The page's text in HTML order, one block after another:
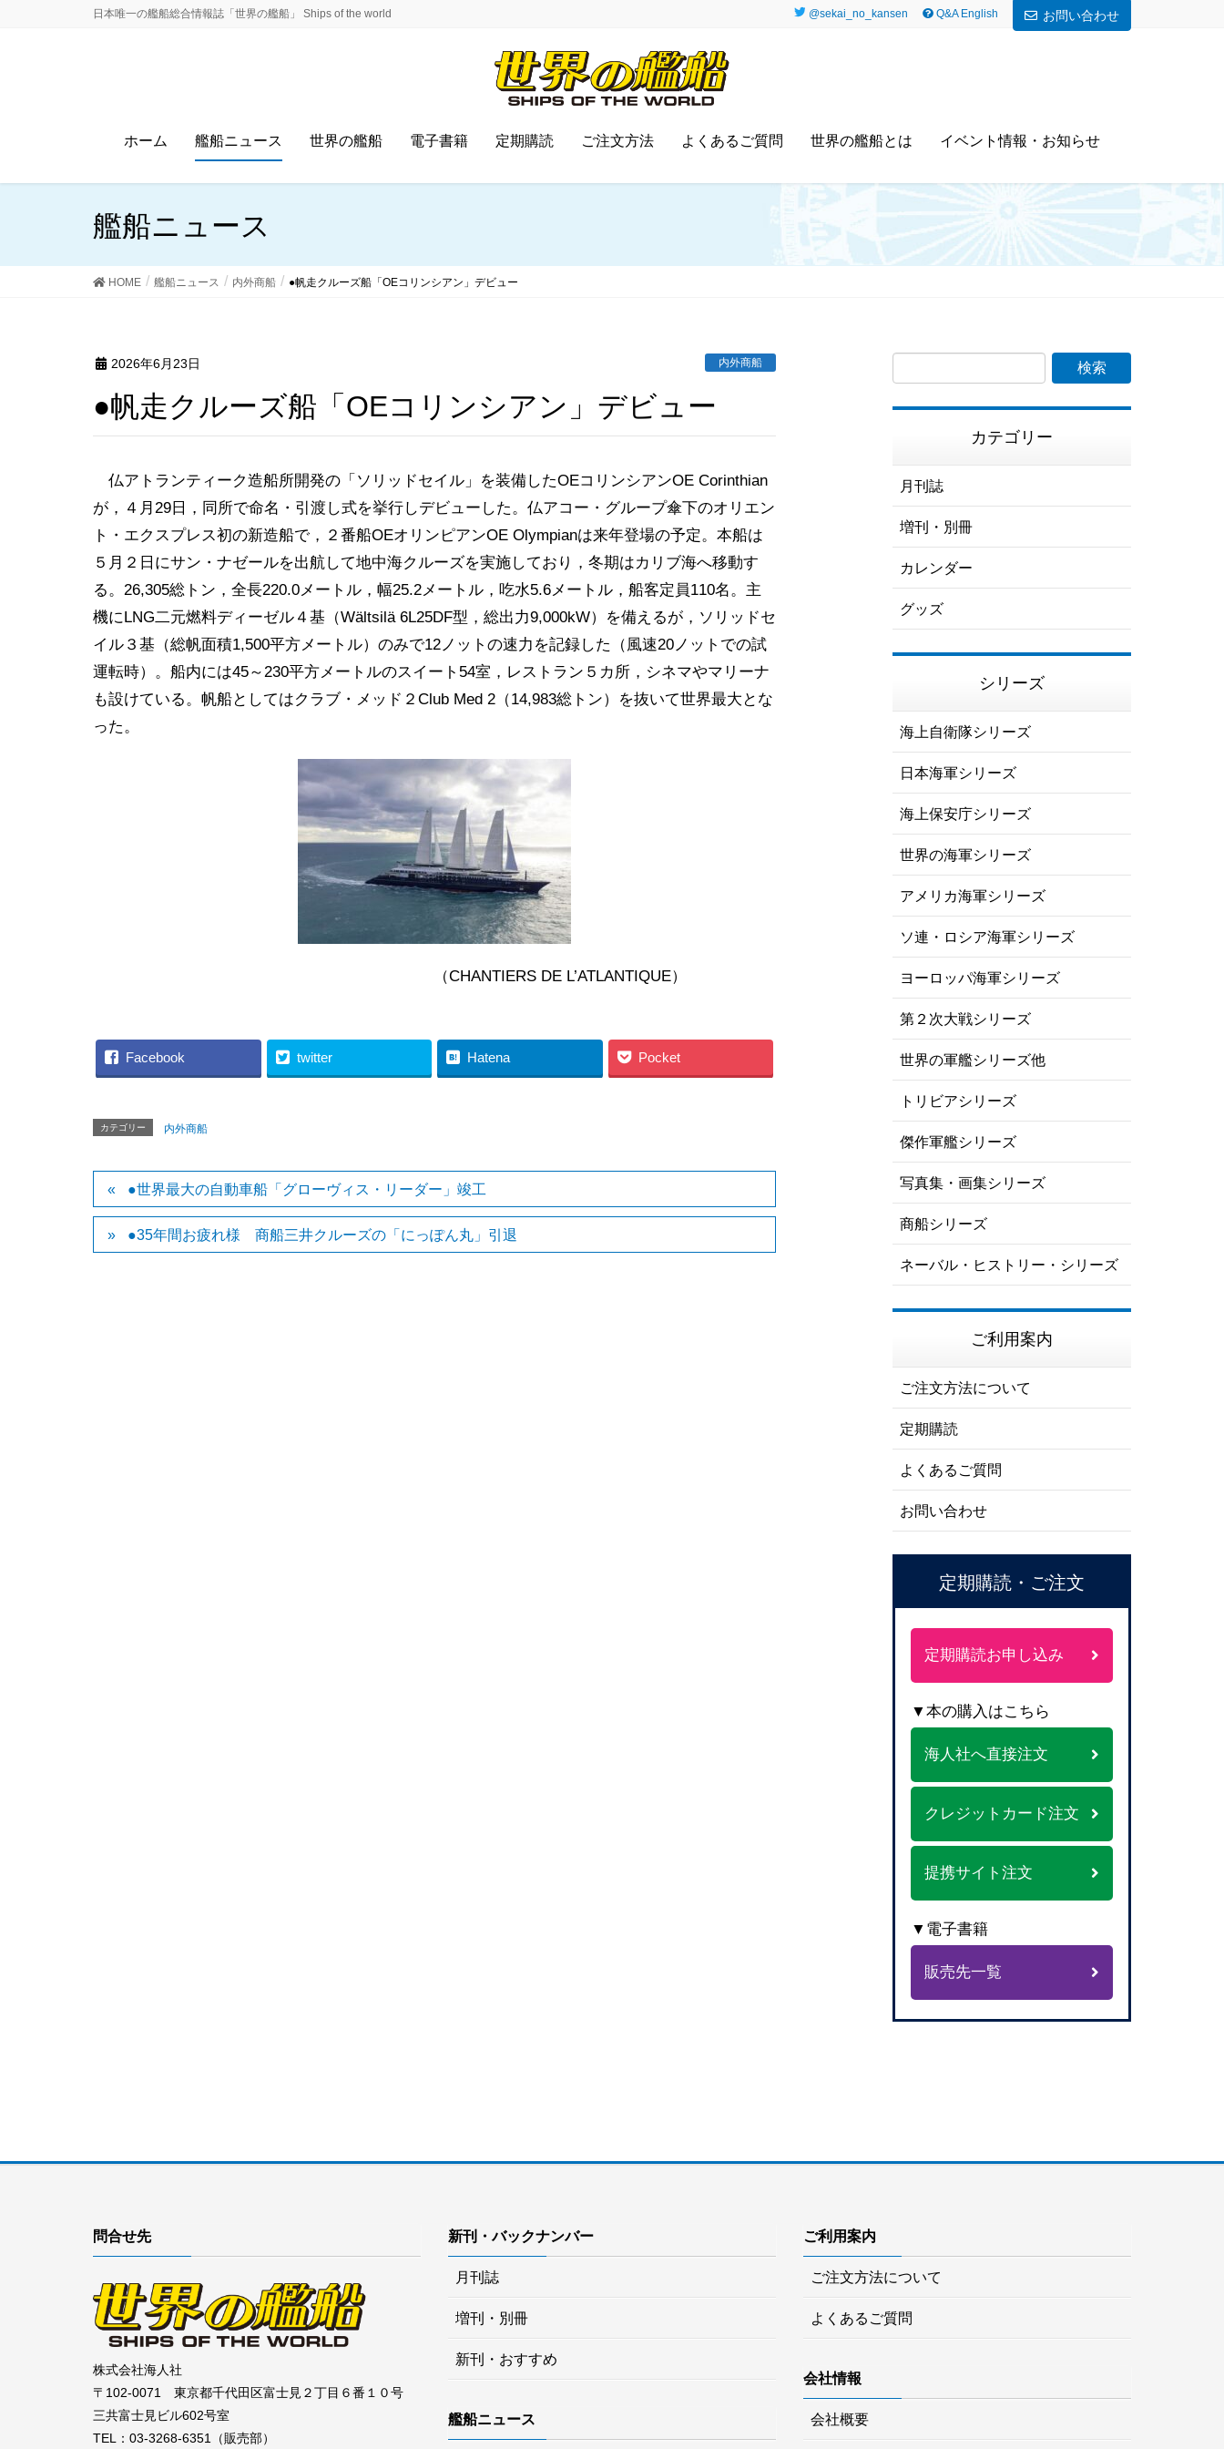
日本唯一の艦船総合情報誌「世界の艦船」 Ships of the world @sekai_no_kansen Q&A English お問い合わせ
ホーム 艦船ニュース 世界の艦船 電子書籍 定期購読 ご注文方法 よくあるご質問 世界の艦船とは イベント情報・お知らせ
艦船ニュース
HOME 艦船ニュース 内外商船 ●帆走クルーズ船「OEコリンシアン」デビュー
2026年6月23日 内外商船
●帆走クルーズ船「OEコリンシアン」デビュー
仏アトランティーク造船所開発の「ソリッドセイル」を装備したOEコリンシアンOE Corinthian
が，４月29日，同所で命名・引渡し式を挙行しデビューした。仏アコー・グループ傘下のオリエン
ト・エクスプレス初の新造船で，２番船OEオリンピアンOE Olympianは来年登場の予定。本船は
５月２日にサン・ナゼールを出航して地中海クルーズを実施しており，冬期はカリブ海へ移動す
る。26,305総トン，全長220.0メートル，幅25.2メートル，吃水5.6メートル，船客定員110名。主
機にLNG二元燃料ディーゼル４基（Wältsilä 6L25DF型，総出力9,000kW）を備えるが，ソリッドセ
イル３基（総帆面積1,500平方メートル）のみで12ノットの速力を記録した（風速20ノットでの試
運転時）。船内には45～230平方メートルのスイート54室，レストラン５カ所，シネマやマリーナ
も設けている。帆船としてはクラブ・メッド２Club Med 2（14,983総トン）を抜いて世界最大とな
った。
（CHANTIERS DE L’ATLANTIQUE）
Facebook twitter Hatena Pocket
カテゴリー 内外商船
●世界最大の自動車船「グローヴィス・リーダー」竣工
●35年間お疲れ様 商船三井クルーズの「にっぽん丸」引退
カテゴリー
月刊誌
増刊・別冊
カレンダー
グッズ
シリーズ
海上自衛隊シリーズ
日本海軍シリーズ
海上保安庁シリーズ
世界の海軍シリーズ
アメリカ海軍シリーズ
ソ連・ロシア海軍シリーズ
ヨーロッパ海軍シリーズ
第２次大戦シリーズ
世界の軍艦シリーズ他
トリビアシリーズ
傑作軍艦シリーズ
写真集・画集シリーズ
商船シリーズ
ネーバル・ヒストリー・シリーズ
ご利用案内
ご注文方法について
定期購読
よくあるご質問
お問い合わせ
定期購読・ご注文
定期購読お申し込み
▼本の購入はこちら
海人社へ直接注文
クレジットカード注文
提携サイト注文
▼電子書籍
販売先一覧
問合せ先
株式会社海人社
〒102-0071 東京都千代田区富士見２丁目６番１０号
三共富士見ビル602号室
TEL：03-3268-6351（販売部）
新刊・バックナンバー
月刊誌
増刊・別冊
新刊・おすすめ
艦船ニュース
ご利用案内
ご注文方法について
よくあるご質問
会社情報
会社概要